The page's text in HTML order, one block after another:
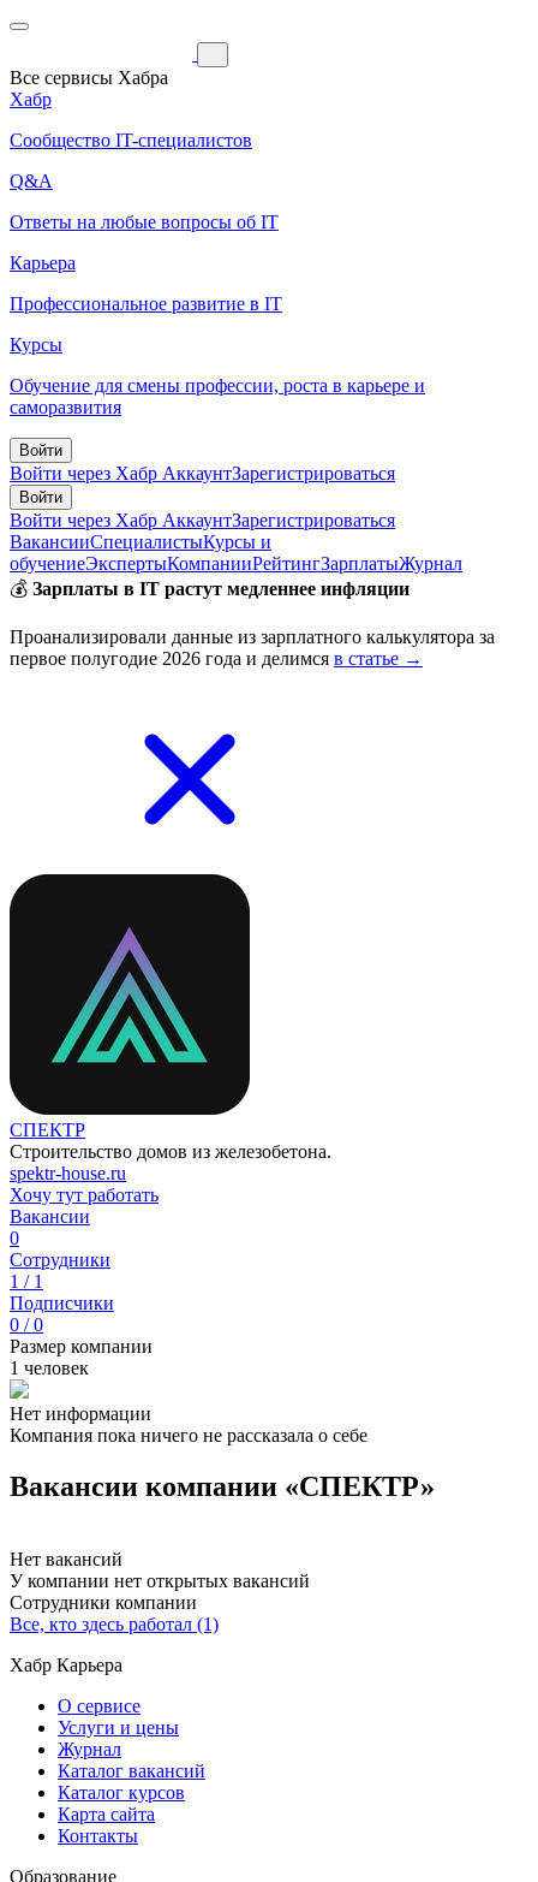
Все сервисы Хабра
Хабр
Сообщество IT-специалистов
Q&A
Ответы на любые вопросы об IT
Карьера
Профессиональное развитие в IT
Курсы
Обучение для смены профессии, роста в карьере и
саморазвития
Войти
Войти через Хабр АккаунтЗарегистрироваться
Войти
Войти через Хабр АккаунтЗарегистрироваться
ВакансииСпециалистыКурсы и
обучениеЭкспертыКомпанииРейтингЗарплатыЖурнал
💰 Зарплаты в IT растут медленнее инфляции
Проанализировали данные из зарплатного калькулятора за
первое полугодие 2026 года и делимся в статье →
СПЕКТР
Строительство домов из железобетона.
spektr-house.ru
Хочу тут работать
Вакансии
0
Сотрудники
1 / 1
Подписчики
0 / 0
Размер компании
1 человек
Нет информации
Компания пока ничего не рассказала о себе
Вакансии компании «СПЕКТР»
Нет вакансий
У компании нет открытых вакансий
Сотрудники компании
Все, кто здесь работал (1)
Хабр Карьера
О сервисе
Услуги и цены
Журнал
Каталог вакансий
Каталог курсов
Карта сайта
Контакты
Образование